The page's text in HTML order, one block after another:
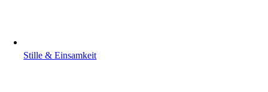
Stille & Einsamkeit